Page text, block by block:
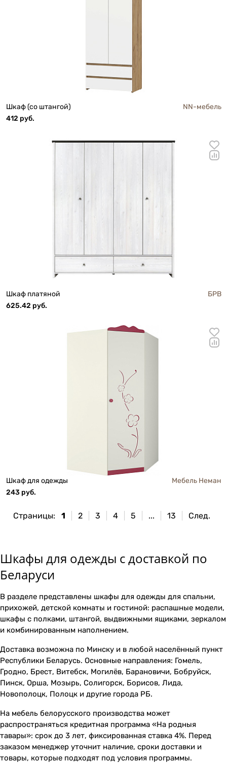
Шкаф (со штангой)
NN-мебель
412 руб.
Шкаф платяной
БРВ
625.42 руб.
Шкаф для одежды
Мебель Неман
243 руб.
Страницы: 1 2 3 4 5 ... 13 След.
Шкафы для одежды с доставкой по
Беларуси
В разделе представлены шкафы для одежды для спальни,
прихожей, детской комнаты и гостиной: распашные модели,
шкафы с полками, штангой, выдвижными ящиками, зеркалом
и комбинированным наполнением.
Доставка возможна по Минску и в любой населённый пункт
Республики Беларусь. Основные направления: Гомель,
Гродно, Брест, Витебск, Могилёв, Барановичи, Бобруйск,
Пинск, Орша, Мозырь, Солигорск, Борисов, Лида,
Новополоцк, Полоцк и другие города РБ.
На мебель белорусского производства может
распространяться кредитная программа «На родныя
тавары»: срок до 3 лет, фиксированная ставка 4%. Перед
заказом менеджер уточнит наличие, сроки доставки и
товары, которые подходят под условия программы.